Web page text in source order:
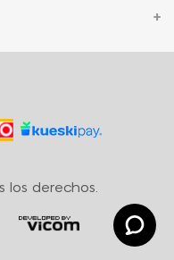
+
los derechos.